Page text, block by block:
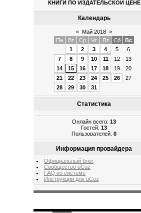
КНИГИ ПО ИЗДАТЕЛЬСКОЙ ЦЕНЕ
Календарь
« Май 2018 »
Пн
Вт Ср Чт Пт Сб
Вс
1
2 3 4 5
6
7
8 9 10 11 12
13
14
15 16 17 18 19
20
21
22 23 24 25 26
27
28
29 30 31
Статистика
Онлайн всего:13
Гостей:13
Пользователей:0
Информация провайдера
Официальный блог
Сообщество uCoz
FAQ по системе
Инструкции для uCoz